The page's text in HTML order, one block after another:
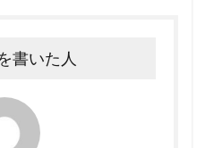
書いた人